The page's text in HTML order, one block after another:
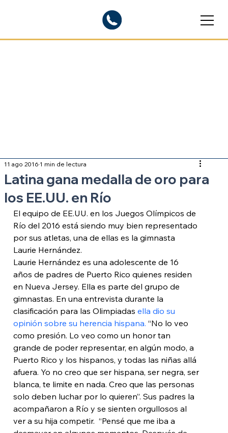
Latina gana medalla de oro para
los EE.UU. en Río
11 ago 20161 min de lectura
El equipo de EE.UU. en los Juegos Olímpicos de
Río del 2016 está siendo muy bien representado
por sus atletas, una de ellas es la gimnasta
Laurie Hernández.
Laurie Hernández es una adolescente de 16
años de padres de Puerto Rico quienes residen
en Nueva Jersey. Ella es parte del grupo de
gimnastas. En una entrevista durante la
clasificación para las Olimpiadas ella dio su
opinión sobre su herencia hispana. “No lo veo
como presión. Lo veo como un honor tan
grande de poder representar, en algún modo, a
Puerto Rico y los hispanos, y todas las niñas allá
afuera. Yo no creo que ser hispana, ser negra, ser
blanca, te limite en nada. Creo que las personas
solo deben luchar por lo quieren”. Sus padres la
acompañaron a Río y se sienten orgullosos al
ver a su hija competir.  “Pensé que me iba a